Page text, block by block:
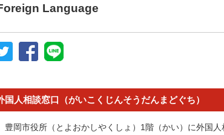
Language
国人相談窓口（がいこくじんそうだんまどぐち）
岡市役所（とよおかしやくしょ）1階（かい）に外国人